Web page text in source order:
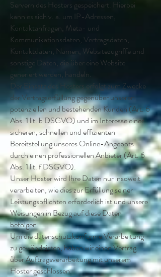
Servern des Hosters gespeichert. Hierbei
kann es sich v. a. um IP-Adressen,
Kontaktanfragen, Meta- und
Kommunikationsdaten, Vertragsdaten,
Kontaktdaten, Namen, Websitezugriffe und
sonstige Daten, die über eine Website
generiert werden, handeln.
Der Einsatz des Hosters erfolgt zum Zwecke
der Vertragserfüllung gegenüber unseren
potenziellen und bestehenden Kunden (Art. 6
Abs. 1 lit. b DSGVO) und im Interesse einer
sicheren, schnellen und effizienten
Bereitstellung unseres Online-Angebots
durch einen professionellen Anbieter (Art. 6
Abs. 1 lit. f DSGVO).
Unser Hoster wird Ihre Daten nur insoweit
verarbeiten, wie dies zur Erfüllung seiner
Leistungspflichten erforderlich ist und unsere
Weisungen in Bezug auf diese Daten
befolgen.
Um die datenschutzkonforme Verarbeitung
zu gewährleisten, haben wir einen Vertrag
über Auftragsverarbeitung mit unserem
Hoster geschlossen.